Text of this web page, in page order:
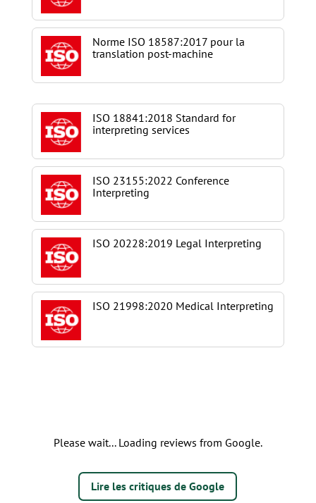
Norme ISO 18587:2017 pour la
translation post-machine
ISO 18841:2018 Standard for
interpreting services
ISO 23155:2022 Conference
Interpreting
ISO 20228:2019 Legal Interpreting
ISO 21998:2020 Medical Interpreting
Please wait... Loading reviews from Google.
Lire les critiques de Google